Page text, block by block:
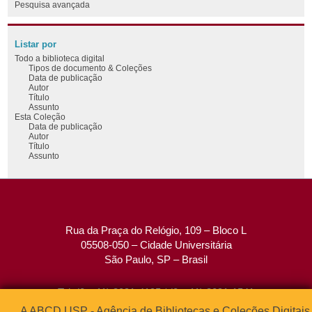
Pesquisa avançada
Listar por
Todo a biblioteca digital
Tipos de documento & Coleções
Data de publicação
Autor
Título
Assunto
Esta Coleção
Data de publicação
Autor
Título
Assunto
Rua da Praça do Relógio, 109 – Bloco L
05508-050 – Cidade Universitária
São Paulo, SP – Brasil
Tel: (0xx11) 3091-4195 / (0xx11) 3091-1541
Fax: (0xx11) 3091-1567